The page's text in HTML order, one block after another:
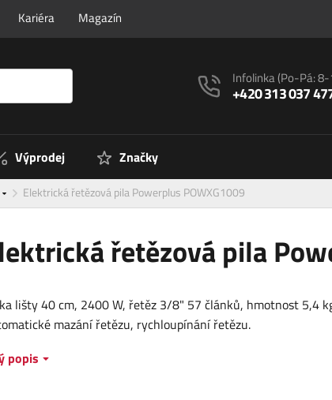
Kariéra Magazín
Infolinka(Po-Pá: 8-
+420 313 037
Výprodej Značky
Elektrická řetězová pila Powerplus POWXG1009
řetězová pila
lišty 40 cm, 2400 W, řetěz 3/8" 57 článků, hmotnost 5,4
mazání řetězu, rychloupínání řetězu.
popis